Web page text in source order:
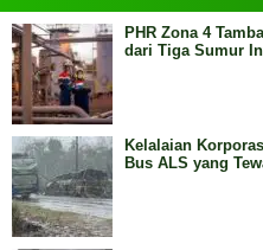
PHR Zona 4
dari Tiga Sumur
Kelalaian
Bus ALS yang